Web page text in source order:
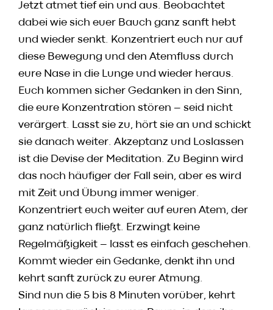
Jetzt atmet tief ein und aus. Beobachtet
dabei wie sich euer Bauch ganz sanft hebt
und wieder senkt. Konzentriert euch nur auf
diese Bewegung und den Atemfluss durch
eure Nase in die Lunge und wieder heraus.
Euch kommen sicher Gedanken in den Sinn,
die eure Konzentration stören – seid nicht
verärgert. Lasst sie zu, hört sie an und schickt
sie danach weiter. Akzeptanz und Loslassen
ist die Devise der Meditation. Zu Beginn wird
das noch häufiger der Fall sein, aber es wird
mit Zeit und Übung immer weniger.
Konzentriert euch weiter auf euren Atem, der
ganz natürlich fließt. Erzwingt keine
Regelmäßigkeit – lasst es einfach geschehen.
Kommt wieder ein Gedanke, denkt ihn und
kehrt sanft zurück zu eurer Atmung.
Sind nun die 5 bis 8 Minuten vorüber, kehrt